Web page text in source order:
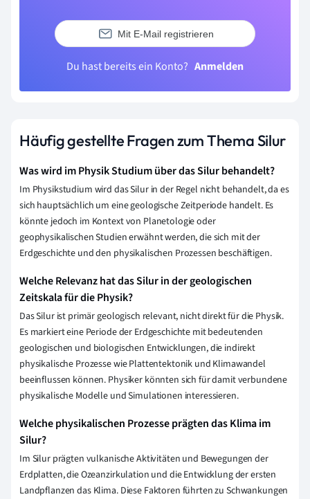
Mit E-Mail registrieren
Du hast bereits ein Konto? Anmelden
Häufig gestellte Fragen zum Thema Silur
Was wird im Physik Studium über das Silur behandelt?
Im Physikstudium wird das Silur in der Regel nicht behandelt, da es
sich hauptsächlich um eine geologische Zeitperiode handelt. Es
könnte jedoch im Kontext von Planetologie oder
geophysikalischen Studien erwähnt werden, die sich mit der
Erdgeschichte und den physikalischen Prozessen beschäftigen.
Welche Relevanz hat das Silur in der geologischen
Zeitskala für die Physik?
Das Silur ist primär geologisch relevant, nicht direkt für die Physik.
Es markiert eine Periode der Erdgeschichte mit bedeutenden
geologischen und biologischen Entwicklungen, die indirekt
physikalische Prozesse wie Plattentektonik und Klimawandel
beeinflussen können. Physiker könnten sich für damit verbundene
physikalische Modelle und Simulationen interessieren.
Welche physikalischen Prozesse prägten das Klima im
Silur?
Im Silur prägten vulkanische Aktivitäten und Bewegungen der
Erdplatten, die Ozeanzirkulation und die Entwicklung der ersten
Landpflanzen das Klima. Diese Faktoren führten zu Schwankungen